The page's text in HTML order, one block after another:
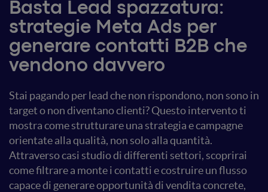
Basta Lead spazzatura:
strategie Meta Ads per
generare contatti B2B che
vendono davvero
Stai pagando per lead che non rispondono, non sono in
target o non diventano clienti? Questo intervento ti
mostra come strutturare una strategia e campagne
orientate alla qualità, non solo alla quantità.
Attraverso casi studio di differenti settori, scoprirai
come filtrare a monte i contatti e costruire un flusso
capace di generare opportunità di vendita concrete,